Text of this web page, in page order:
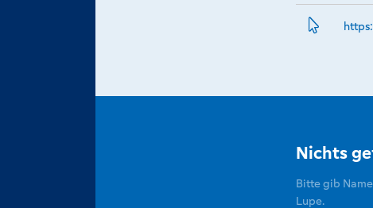
Nichts
Bitte gib
Lupe.